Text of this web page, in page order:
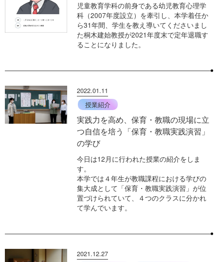
児童教育学科の前身である幼児教育心理学
科（2007年度設立）を牽引し、本学着任か
ら31年間、学生を教え導いてくださいまし
た桐木建始教授が2021年度末で定年退職す
ることになりました。
2022.01.11
授業紹介
実践力を高め、保育・教職の現場に立
つ自信を培う「保育・教職実践演習」
の学び
今日は12月に行われた授業の紹介をしま
す。
本学では４年生が教職課程における学びの
集大成として「保育・教職実践演習」が位
置づけられていて、４つのクラスに分かれ
て学んでいます。
2021.12.27